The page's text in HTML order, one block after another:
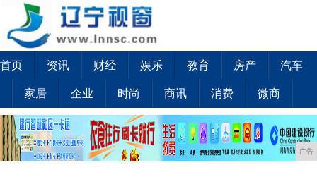
首页 资讯 财经 娱乐 教育 房产 汽车
家居 企业 时尚 商讯 消费 微商
广告